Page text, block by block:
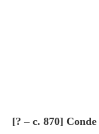
[? – c. 870]